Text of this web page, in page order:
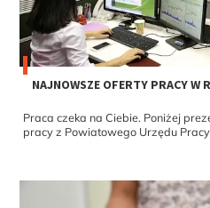
NAJNOWSZE OFERTY PRACY W
Praca czeka na Ciebie. Poniżej
pracy z Powiatowego Urzędu